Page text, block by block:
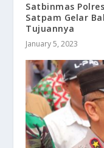
Satbinmas
Satpam Gelar
Tujuannya
January 5, 2023